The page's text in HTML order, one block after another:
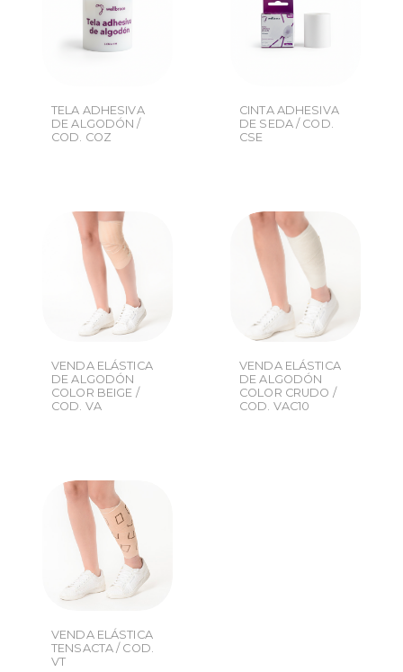
TELA ADHESIVA
DE ALGODÓN /
COD. COZ
CINTA ADHESIVA
DE SEDA / COD.
CSE
VENDA ELÁSTICA
DE ALGODÓN
COLOR BEIGE /
COD. VA
VENDA ELÁSTICA
DE ALGODÓN
COLOR CRUDO /
COD. VAC10
VENDA ELÁSTICA
TENSACTA / COD.
VT